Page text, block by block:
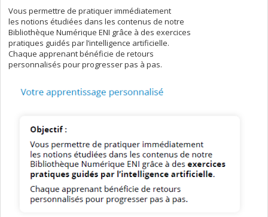
Vous permettre de pratiquer immédiatement
les notions étudiées dans les contenus de notre
Bibliothèque Numérique ENI grâce à des exercices
pratiques guidés par l’intelligence artificielle.
Chaque apprenant bénéficie de retours
personnalisés pour progresser pas à pas.